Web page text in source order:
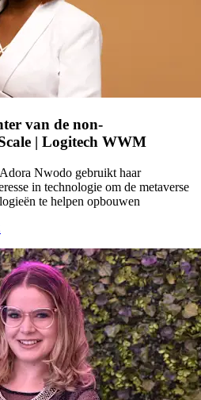
van de non-
| Logitech WWM
Nwodo gebruikt haar
in technologie om de metaverse
te helpen opbouwen